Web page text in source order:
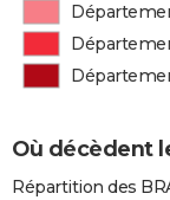
Où décèdent
Répartition des